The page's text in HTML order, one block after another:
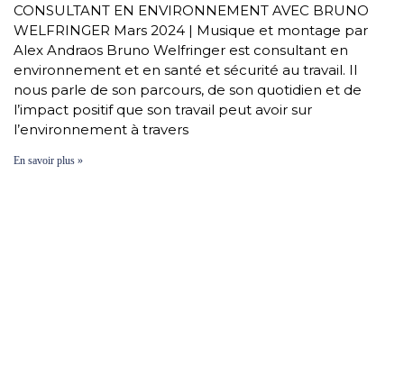
CONSULTANT EN ENVIRONNEMENT AVEC BRUNO
WELFRINGER Mars 2024 | Musique et montage par
Alex Andraos Bruno Welfringer est consultant en
environnement et en santé et sécurité au travail. Il
nous parle de son parcours, de son quotidien et de
l’impact positif que son travail peut avoir sur
l’environnement à travers
En savoir plus »